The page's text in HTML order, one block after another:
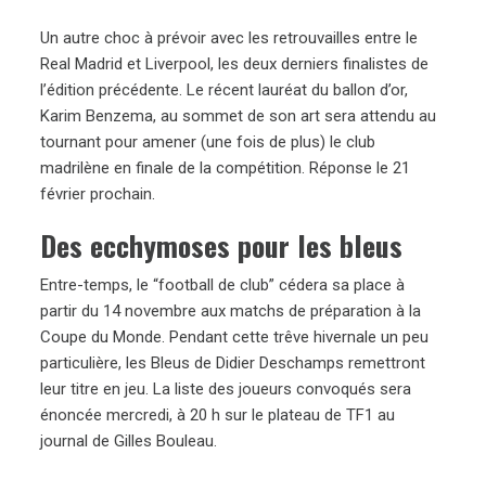
Un autre choc à prévoir avec les retrouvailles entre le
Real Madrid et Liverpool, les deux derniers finalistes de
l’édition précédente. Le récent lauréat du ballon d’or,
Karim Benzema, au sommet de son art sera attendu au
tournant pour amener (une fois de plus) le club
madrilène en finale de la compétition. Réponse le 21
février prochain.
Des ecchymoses pour les bleus
Entre-temps, le “football de club” cédera sa place à
partir du 14 novembre aux matchs de préparation à la
Coupe du Monde. Pendant cette trêve hivernale un peu
particulière, les Bleus de Didier Deschamps remettront
leur titre en jeu. La liste des joueurs convoqués sera
énoncée mercredi, à 20 h sur le plateau de TF1 au
journal de Gilles Bouleau.